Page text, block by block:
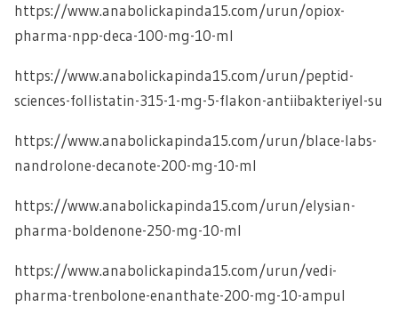
https://www.anabolickapinda15.com/urun/opiox-
pharma-npp-deca-100-mg-10-ml
https://www.anabolickapinda15.com/urun/peptid-
sciences-follistatin-315-1-mg-5-flakon-antiibakteriyel-su
https://www.anabolickapinda15.com/urun/blace-labs-
nandrolone-decanote-200-mg-10-ml
https://www.anabolickapinda15.com/urun/elysian-
pharma-boldenone-250-mg-10-ml
https://www.anabolickapinda15.com/urun/vedi-
pharma-trenbolone-enanthate-200-mg-10-ampul